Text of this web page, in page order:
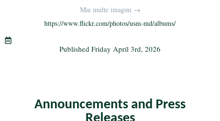
r a
m
ailre
Mai multe imagini →
https://www.flickr.com/photos/usm-md/albums/
Published Friday April 3rd, 2026
Announcements and Press